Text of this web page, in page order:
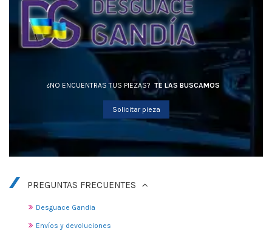
¿NO ENCUENTRAS TUS PIEZAS? TE LAS BUSCAMOS
Solicitar pieza
PREGUNTAS FRECUENTES
Desguace Gandia
Envíos y devoluciones